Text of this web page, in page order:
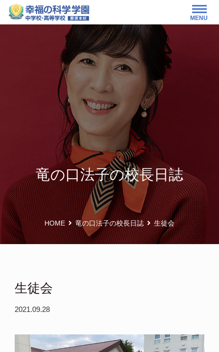
MENU
竜の口法子の校長日誌
HOME 竜の口法子の校長日誌 生徒会
生徒会
2021.09.28